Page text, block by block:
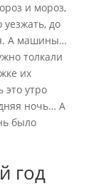
и мороз,
до
А машины…
толкали
их
это утро
ночь… А
было
год